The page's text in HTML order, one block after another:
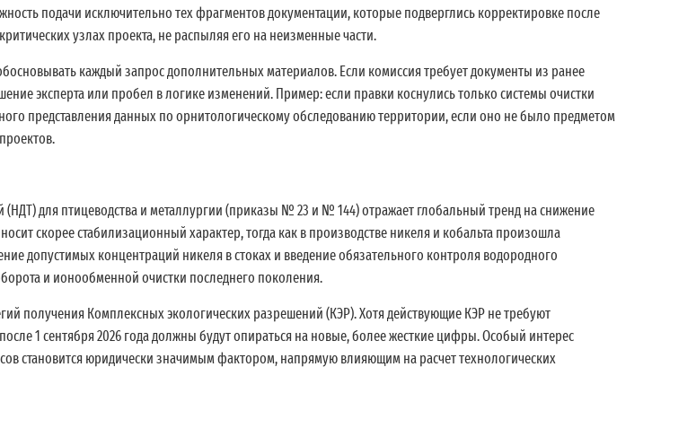
подачи исключительно тех фрагментов документации, которые подверглись корректировке после
узлах проекта, не распыляя его на неизменные части.
каждый запрос дополнительных материалов. Если комиссия требует документы из ранее
эксперта или пробел в логике изменений. Пример: если правки коснулись только системы очистки
представления данных по орнитологическому обследованию территории, если оно не было предметом
для птицеводства и металлургии (приказы № 23 и № 144) отражает глобальный тренд на снижение
скорее стабилизационный характер, тогда как в производстве никеля и кобальта произошла
допустимых концентраций никеля в стоках и введение обязательного контроля водородного
и ионообменной очистки последнего поколения.
получения Комплексных экологических разрешений (КЭР). Хотя действующие КЭР не требуют
1 сентября 2026 года должны будут опираться на новые, более жесткие цифры. Особый интерес
становится юридически значимым фактором, напрямую влияющим на расчет технологических